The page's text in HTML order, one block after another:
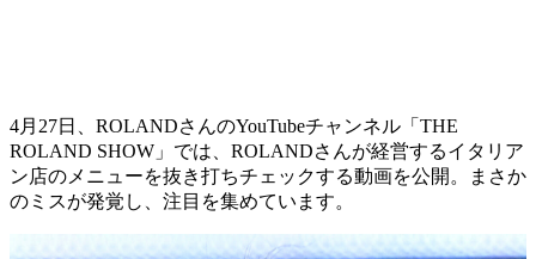
4月27日、ROLANDさんのYouTubeチャンネル「THE
ROLAND SHOW」では、ROLANDさんが経営するイタリア
ン店のメニューを抜き打ちチェックする動画を公開。まさか
のミスが発覚し、注目を集めています。